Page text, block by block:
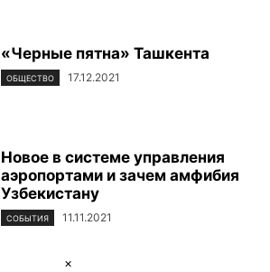
«Черные пятна» Ташкента
ОБЩЕСТВО 17.12.2021
Новое в системе управления
аэропортами и зачем амфибия
Узбекистану
СОБЫТИЯ 11.11.2021
×